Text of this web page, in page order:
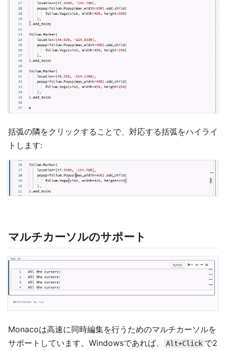
括弧の隣をクリックすることで、対応する括弧をハイライ
トします:
マルチカーソルのサポート
Monacoは高速に同時編集を行うためのマルチカーソルを
サポートしています。Windowsであれば、
Alt+Click で2